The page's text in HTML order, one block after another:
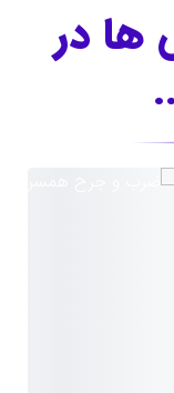
ها در